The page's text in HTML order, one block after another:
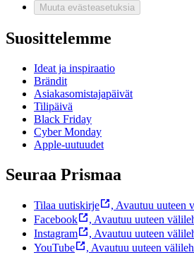
Muuta evästeasetuksia
Suosittelemme
Ideat ja inspiraatio
Brändit
Asiakasomistajapäivät
Tilipäivä
Black Friday
Cyber Monday
Apple-uutuudet
Seuraa Prismaa
Tilaa uutiskirje , Avautuu uuteen
Facebook
, Avautuu uuteen
Instagram
, Avautuu uuteen
YouTube
, Avautuu uuteen